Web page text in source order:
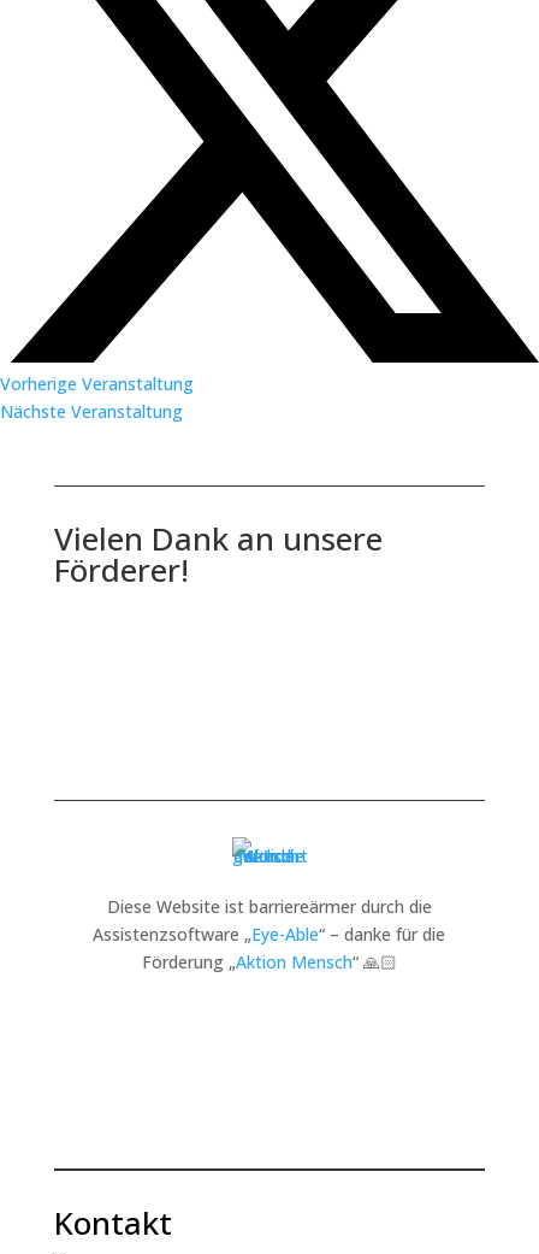
Vorherige Veranstaltung
Nächste Veranstaltung
Vielen Dank an unsere
Förderer!
Diese Website ist barriereärmer durch die
Assistenzsoftware „Eye-Able“ – danke für die
Förderung „Aktion Mensch“ 🙏🏻
Kontakt